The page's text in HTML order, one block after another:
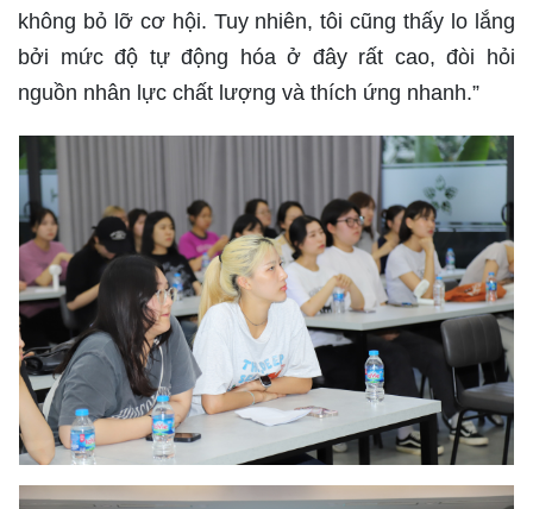
không bỏ lỡ cơ hội. Tuy nhiên, tôi cũng thấy lo lắng
bởi mức độ tự động hóa ở đây rất cao, đòi hỏi
nguồn nhân lực chất lượng và thích ứng nhanh.”